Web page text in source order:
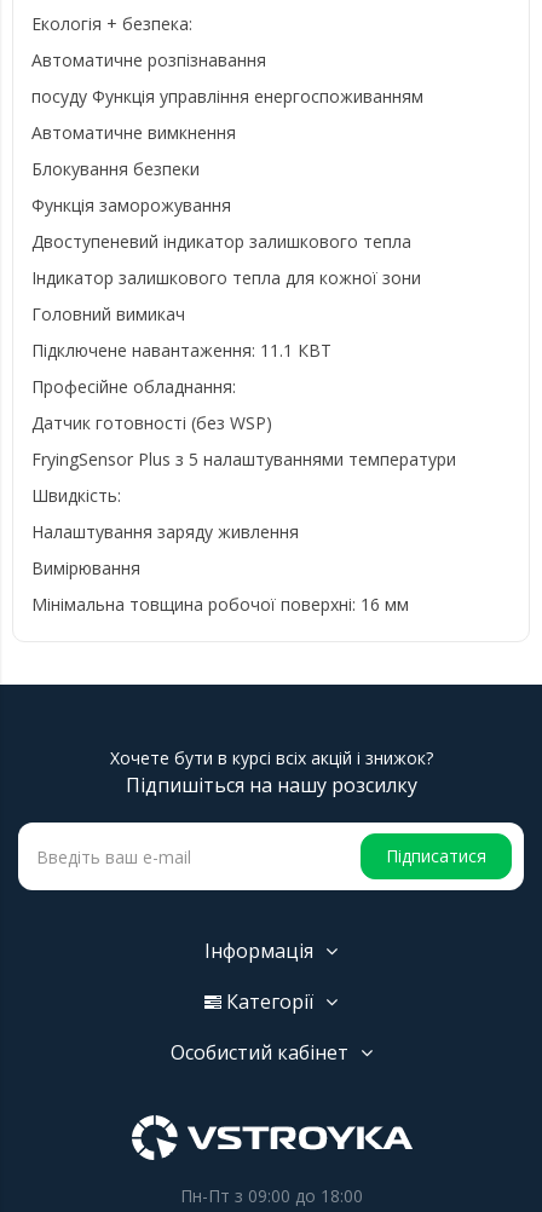
Екологія + безпека:
Автоматичне розпізнавання
посуду Функція управління енергоспоживанням
Автоматичне вимкнення
Блокування безпеки
Функція заморожування
Двоступеневий індикатор залишкового тепла
Індикатор залишкового тепла для кожної зони
Головний вимикач
Підключене навантаження: 11.1 КВТ
Професійне обладнання:
Датчик готовності (без WSP)
FryingSensor Plus з 5 налаштуваннями температури
Швидкість:
Налаштування заряду живлення
Вимірювання
Мінімальна товщина робочої поверхні: 16 мм
Хочете бути в курсі всіх акцій і знижок?
Підпишіться на нашу розсилку
Підписатися
Інформація
Категорії
Особистий кабінет
Пн-Пт з 09:00 до 18:00